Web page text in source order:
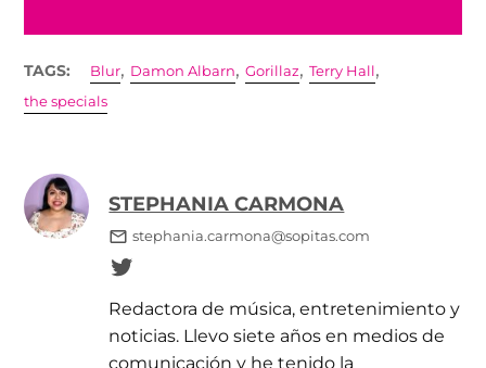
TAGS: Blur, Damon Albarn,Gorillaz,Terry Hall,
the specials
STEPHANIA CARMONA
stephania.carmona@sopitas.com
Redactora de música, entretenimiento y
noticias. Llevo siete años en medios de
comunicación y he tenido la